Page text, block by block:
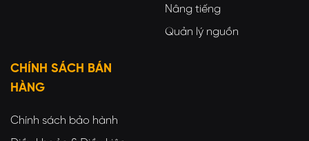
Nâng tiếng
Quản lý nguồn
CHÍNH SÁCH BÁN
HÀNG
Chính sách bảo hành